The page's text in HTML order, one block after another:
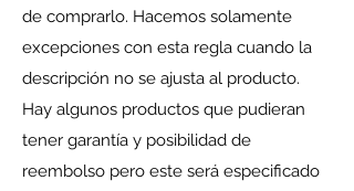
de comprarlo. Hacemos solamente
excepciones con esta regla cuando la
descripción no se ajusta al producto.
Hay algunos productos que pudieran
tener garantía y posibilidad de
reembolso pero este será especificado